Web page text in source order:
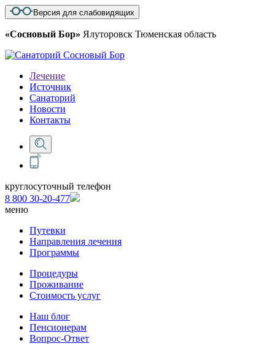
Версия для слабовидящих
«Сосновый Бор» Ялуторовск Тюменская область
Лечение
Источник
Санаторий
Новости
Контакты
круглосуточный телефон
8 800 30-20-477
меню
Путевки
Направления лечения
Программы
Процедуры
Проживание
Стоимость услуг
Наш блог
Пенсионерам
Вопрос-Ответ